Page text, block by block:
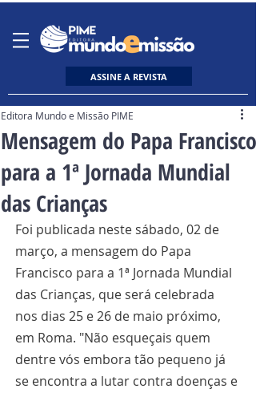
ASSINE A REVISTA
Mensagem do Papa Francisco
para a 1ª Jornada Mundial
das Crianças
Editora Mundo e Missão PIME
Foi publicada neste sábado, 02 de
março, a mensagem do Papa
Francisco para a 1ª Jornada Mundial
das Crianças, que será celebrada
nos dias 25 e 26 de maio próximo,
em Roma. "Não esqueçais quem
dentre vós embora tão pequeno já
se encontra a lutar contra doenças e